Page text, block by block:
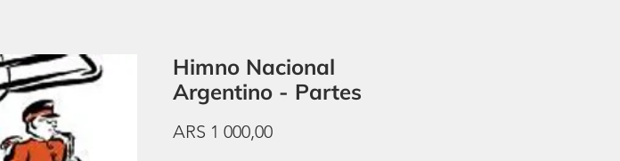
Himno Nacional
Argentino - Partes
ARS 1 000,00Price